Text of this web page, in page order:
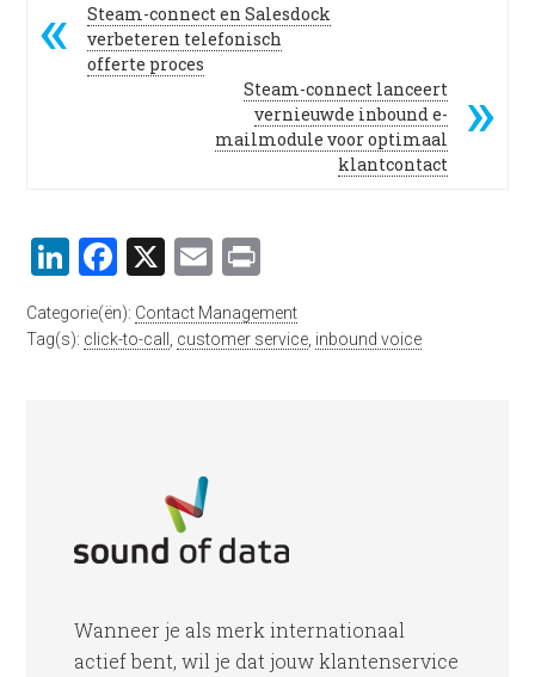
Steam-connect en Salesdock
verbeteren telefonisch
offerte proces
Steam-connect lanceert
vernieuwde inbound e-
mailmodule voor optimaal
klantcontact
LinkedIn
Facebook
X Email
Categorie(ën): Contact Management
Tag(s): click-to-call customer service inbound voice
Wanneer je als merk internationaal
actief bent, wil je dat jouw klantenservice